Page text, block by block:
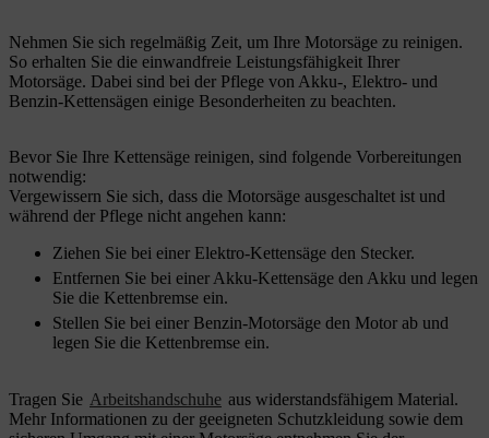
Nehmen Sie sich regelmäßig Zeit, um Ihre Motorsäge zu reinigen.
So erhalten Sie die einwandfreie Leistungsfähigkeit Ihrer
Motorsäge. Dabei sind bei der Pflege von Akku-, Elektro- und
Benzin-Kettensägen einige Besonderheiten zu beachten.
Bevor Sie Ihre Kettensäge reinigen, sind folgende Vorbereitungen
notwendig:
Vergewissern Sie sich, dass die Motorsäge ausgeschaltet ist und
während der Pflege nicht angehen kann:
Ziehen Sie bei einer Elektro-Kettensäge den Stecker.
Entfernen Sie bei einer Akku-Kettensäge den Akku und legen
Sie die Kettenbremse ein.
Stellen Sie bei einer Benzin-Motorsäge den Motor ab und
legen Sie die Kettenbremse ein.
Tragen Sie Arbeitshandschuhe aus widerstandsfähigem Material.
Mehr Informationen zu der geeigneten Schutzkleidung sowie dem